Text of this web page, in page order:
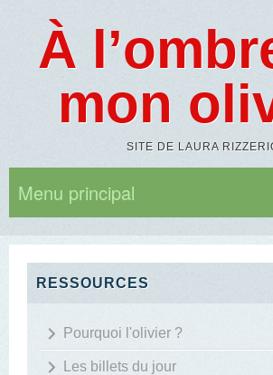
À
mon
SITE DE LAURA
Menu principal
RESSOURCES
Pourquoi l'olivier ?
Les billets du jour